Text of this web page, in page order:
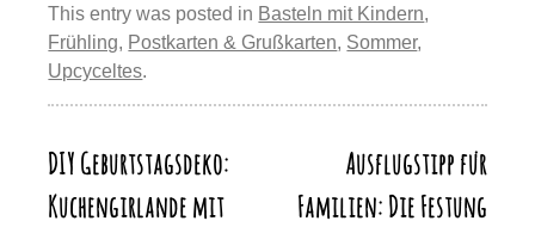
st
b
o
o
y
d
o
n
A
p
p
y
Li
n
k
n
This entry was posted in Basteln mit Kindern,
Frühling, Postkarten & Grußkarten, Sommer,
Upcyceltes.
Beitragsnavigation
DIY Geburtstagsdeko:
Kuchengirlande mit
Ausflugstipp für
Familien: Die Festung